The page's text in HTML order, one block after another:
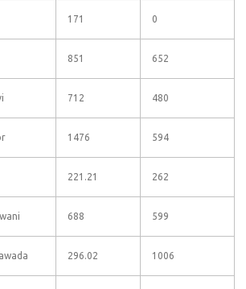
171 0
851 652
712 480
1476 594
221.21 262
688 599
296.02 1006